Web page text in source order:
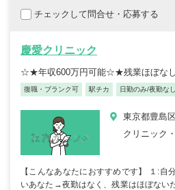
チェックして問合せ・応募する
慶愛クリニック
☆★年収600万円可能☆★残業ほぼな
復職・ブランク可 駅チカ 日勤のみ/夜勤なし
東京都豊島
クリニック
【こんなあなたにおすすめです】 １:自
いあなた→夜勤はなく、残業はほぼない